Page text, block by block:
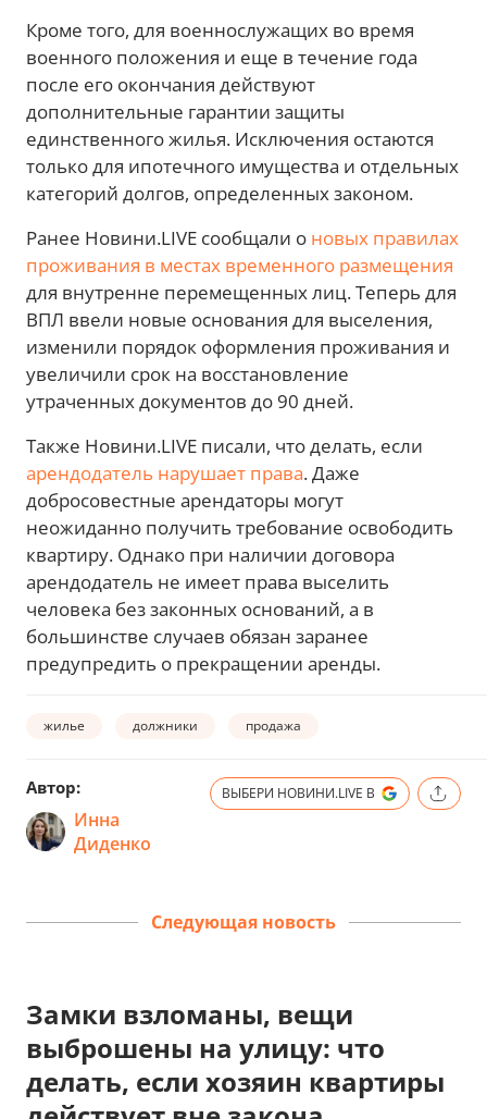
Кроме того, для военнослужащих во время
военного положения и еще в течение года
после его окончания действуют
дополнительные гарантии защиты
единственного жилья. Исключения остаются
только для ипотечного имущества и отдельных
категорий долгов, определенных законом.
Ранее Новини.LIVE сообщали о новых правилах
проживания в местах временного размещения
для внутренне перемещенных лиц. Теперь для
ВПЛ ввели новые основания для выселения,
изменили порядок оформления проживания и
увеличили срок на восстановление
утраченных документов до 90 дней.
Также Новини.LIVE писали, что делать, если
арендодатель нарушает права. Даже
добросовестные арендаторы могут
неожиданно получить требование освободить
квартиру. Однако при наличии договора
арендодатель не имеет права выселить
человека без законных оснований, а в
большинстве случаев обязан заранее
предупредить о прекращении аренды.
жилье должники продажа
Автор:
Инна
Диденко
ВЫБЕРИ НОВИНИ.LIVE В
Следующая новость
Замки взломаны, вещи
выброшены на улицу: что
делать, если хозяин квартиры